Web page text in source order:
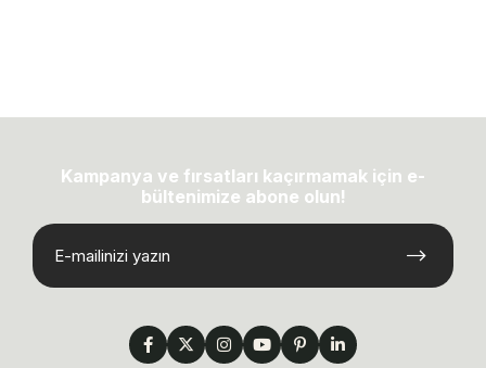
Kampanya ve fırsatları kaçırmamak için e-
bültenimize abone olun!